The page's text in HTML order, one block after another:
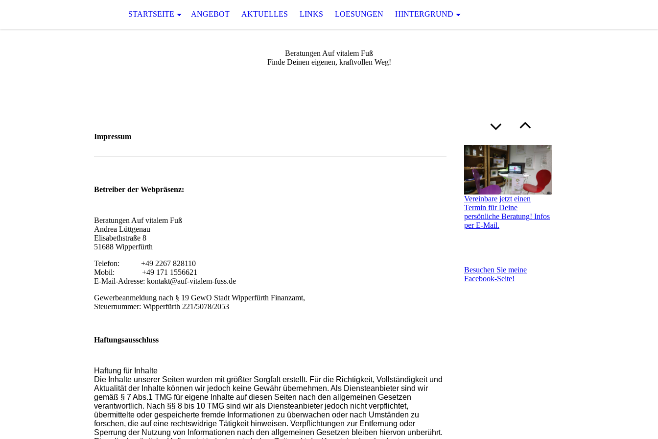
STARTSEITE ANGEBOT AKTUELLES LINKS LOESUNGEN HINTERGRUND
Beratungen Auf vitalem Fuß
Finde Deinen eigenen, kraftvollen Weg!
Impressum
Betreiber der Webpräsenz:
Beratungen Auf vitalem Fuß
Andrea Lüttgenau
Elisabethstraße 8
51688 Wipperfürth
Telefon: +49 2267 828110
Mobil: +49 171 1556621
E-Mail-Adresse: kontakt@auf-vitalem-fuss.de
Gewerbeanmeldung nach § 19 GewO Stadt Wipperfürth Finanzamt,
Steuernummer: Wipperfürth 221/5078/2053
Haftungsausschluss
Haftung für Inhalte
Die Inhalte unserer Seiten wurden mit größter Sorgfalt erstellt. Für die Richtigkeit, Vollständigkeit und
Aktualität der Inhalte können wir jedoch keine Gewähr übernehmen. Als Diensteanbieter sind wir
gemäß § 7 Abs.1 TMG für eigene Inhalte auf diesen Seiten nach den allgemeinen Gesetzen
verantwortlich. Nach §§ 8 bis 10 TMG sind wir als Diensteanbieter jedoch nicht verpflichtet,
übermittelte oder gespeicherte fremde Informationen zu überwachen oder nach Umständen zu
forschen, die auf eine rechtswidrige Tätigkeit hinweisen. Verpflichtungen zur Entfernung oder
Sperrung der Nutzung von Informationen nach den allgemeinen Gesetzen bleiben hiervon unberührt.
Vereinbare jetzt einen
Termin für Deine
persönliche Beratung! Infos
per E-Mail.
Besuchen Sie meine
Facebook-Seite!